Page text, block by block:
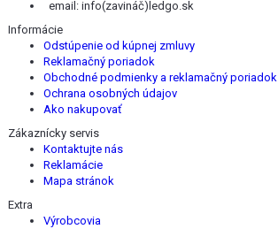
email: info(zavináč)ledgo.sk
Informácie
Odstúpenie od kúpnej zmluvy
Reklamačný poriadok
Obchodné podmienky a reklamačný poriadok
Ochrana osobných údajov
Ako nakupovať
Zákaznícky servis
Kontaktujte nás
Reklamácie
Mapa stránok
Extra
Výrobcovia